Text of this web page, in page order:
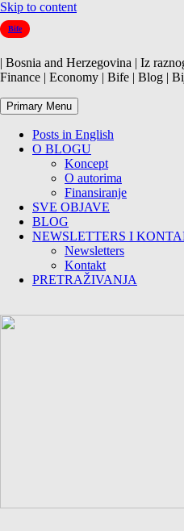
Skip to content
Bife
| Bosnia and Herzegovina | Iz
Finance | Economy | Bife | Blog |
Primary Menu
Posts in English
O BLOGU
Koncept
O autorima
Finansiranje
SVE OBJAVE
BLOG
NEWSLETTERS I
Newsletters
Kontakt
PRETRAŽIVANJA